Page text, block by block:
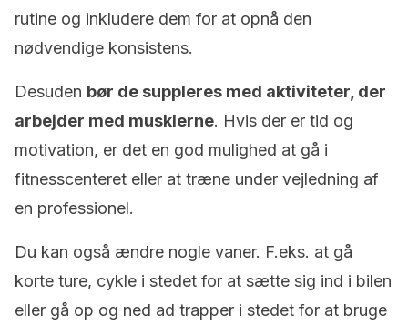
rutine og inkludere dem for at opnå den
nødvendige konsistens.
Desuden bør de suppleres med aktiviteter, der
arbejder med musklerne. Hvis der er tid og
motivation, er det en god mulighed at gå i
fitnesscenteret eller at træne under vejledning af
en professionel.
Du kan også ændre nogle vaner. F.eks. at gå
korte ture, cykle i stedet for at sætte sig ind i bilen
eller gå op og ned ad trapper i stedet for at bruge